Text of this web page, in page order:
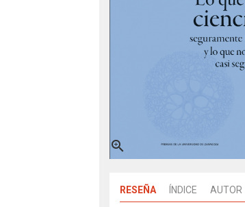

RESEÑA ÍNDICE AUTOR